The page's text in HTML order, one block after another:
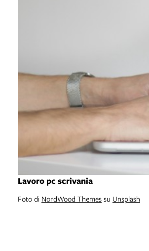
Lavoro pc scrivania
Foto di NordWood Themes su Unsplash